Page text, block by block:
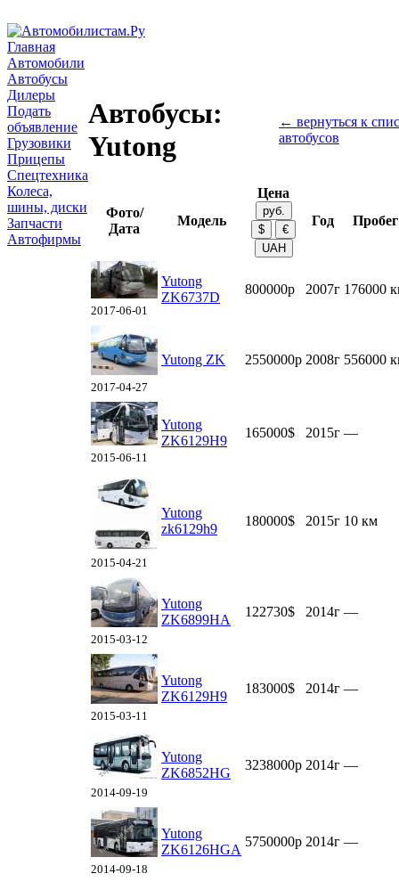
Главная
Автомобили
Автобусы
Дилеры
Подать
объявление
Грузовики
Прицепы
Спецтехника
Колеса,
шины, диски
Запчасти
Автофирмы
Автобусы:
Yutong
← вернуться к
автобусов
Фото/
Дата
Модель
Цена
Год
Пробег
2017-06-01
Yutong
ZK6737D
800000р 2007г 176000
2017-04-27
Yutong ZK 2550000р 2008г 556000
2015-06-11
Yutong
ZK6129H9
165000$ 2015г —
2015-04-21
Yutong
zk6129h9
180000$ 2015г 10 км
2015-03-12
Yutong
ZK6899HA
122730$ 2014г —
2015-03-11
Yutong
ZK6129H9
183000$ 2014г —
2014-09-19
Yutong
ZK6852HG
3238000р 2014г —
2014-09-18
Yutong
ZK6126HGA
5750000р 2014г —